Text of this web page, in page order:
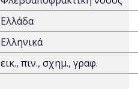
Ελλάδα
Ελληνικά
εικ., πιν., σχημ., γραφ.